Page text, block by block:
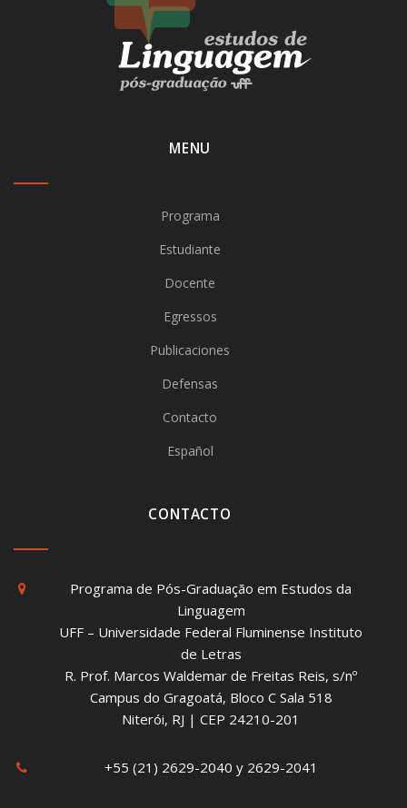
MENU
Programa
Estudiante
Docente
Egressos
Publicaciones
Defensas
Contacto
Español
CONTACTO
Programa de Pós-Graduação em Estudos da
Linguagem
UFF – Universidade Federal Fluminense Instituto
de Letras
R. Prof. Marcos Waldemar de Freitas Reis, s/nº
Campus do Gragoatá, Bloco C Sala 518
Niterói, RJ | CEP 24210-201
+55 (21) 2629-2040 y 2629-2041